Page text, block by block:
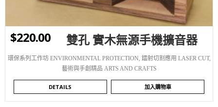
$220.00 雙孔 實木無源手機擴音器
環保系列工作坊 ENVIRONMENTAL PROTECTION, 鐳射切割應用 LASER CUT,
藝術與手創精品 ARTS AND CRAFTS
DETAILS 加入購物車